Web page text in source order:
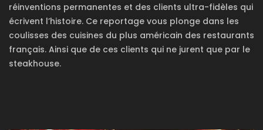
réinventions permanentes et des clients ultra-fidèles qui
écrivent l’histoire. Ce reportage vous plonge dans les
coulisses des cuisines du plus américain des restaurants
français. Ainsi que de ces clients qui ne jurent que par le
steakhouse.